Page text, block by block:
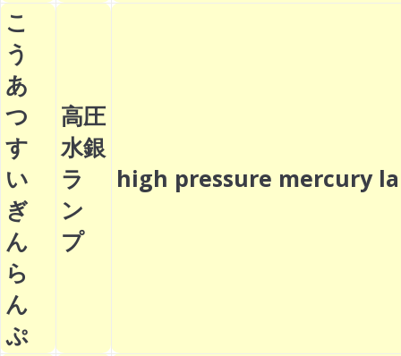
こ
う
あ
つ
す
い
ぎ
ん
ら
ん
ぷ
高圧
水銀
ラ
ン
プ
high pressure mercury